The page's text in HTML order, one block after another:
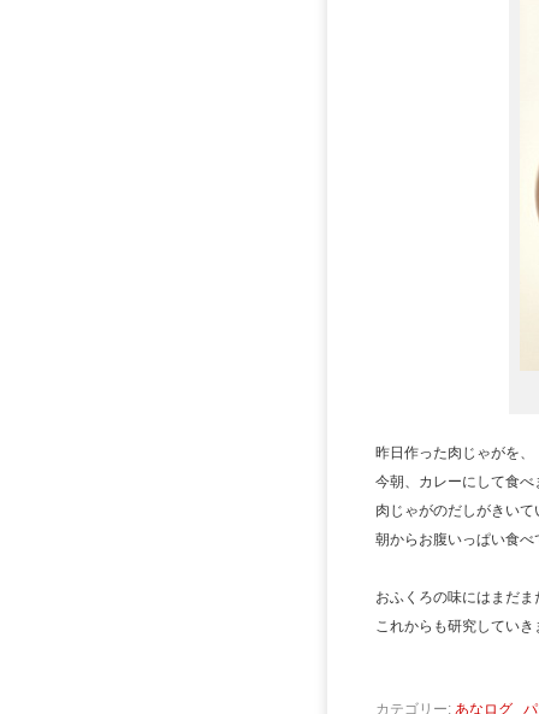
昨日作った肉じゃがを、
今朝、カレーにして食
肉じゃがのだしがきいて
朝からお腹いっぱい食べ
おふくろの味にはまだま
これからも研究していき
カテゴリー: あなログ